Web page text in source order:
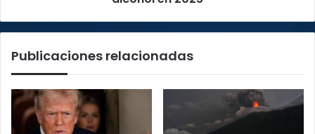
del
en
Publicaciones relacionadas